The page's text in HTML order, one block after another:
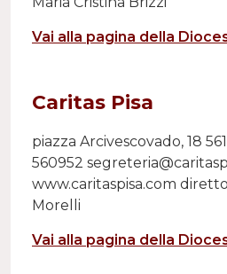
Vai alla pagina della
Caritas Pisa
piazza Arcivescovado, 18
560952
www.caritaspisa.com
Morelli
Vai alla pagina della